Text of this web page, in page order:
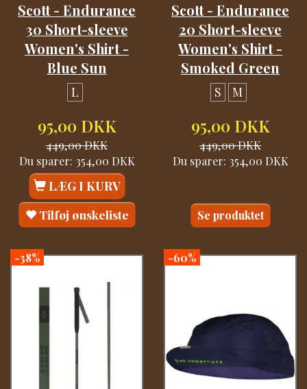
Scott - Endurance
30 Short-sleeve
Women's Shirt -
Blue Sun
L
95,00 DKK
449,00 DKK
Du sparer: 354,00 DKK
LÆG I KURV
Tilføj ønskeliste
Scott - Endurance
20 Short-sleeve
Women's Shirt -
Smoked Green
S M
95,00 DKK
449,00 DKK
Du sparer: 354,00 DKK
Se produktet
-38% -60%